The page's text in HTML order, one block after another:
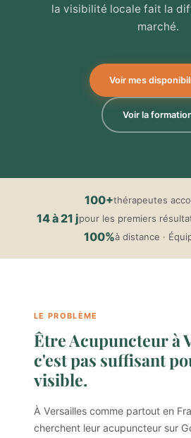
la visibilité locale fait la
marché.
Voir mes
Voir la
100+thérapeutes
14 à 21 jpour les premiers
100%à distance ·
LE PROBLÈME
Être Acupuncteur à
c'est pas suffisant
visible.
À Versailles comme partout en
cherchent leur acupuncteur sur